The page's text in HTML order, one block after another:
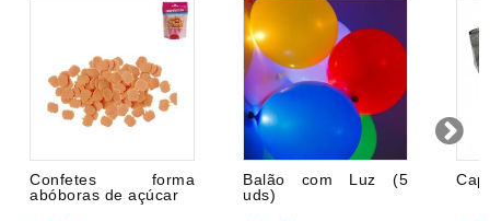
Confetes forma
abóboras de açúcar
Balão com Luz (5
uds)
Cap